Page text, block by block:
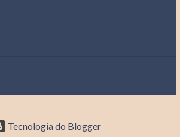
Tecnologia do Blogger